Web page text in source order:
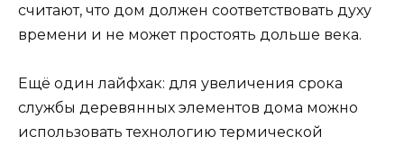
считают, что дом должен соответствовать духу
времени и не может простоять дольше века.
Ещё один лайфхак: для увеличения срока
службы деревянных элементов дома можно
использовать технологию термической